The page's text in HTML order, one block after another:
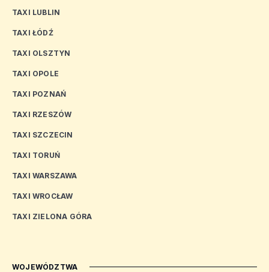
TAXI LUBLIN
TAXI ŁÓDŹ
TAXI OLSZTYN
TAXI OPOLE
TAXI POZNAŃ
TAXI RZESZÓW
TAXI SZCZECIN
TAXI TORUŃ
TAXI WARSZAWA
TAXI WROCŁAW
TAXI ZIELONA GÓRA
WOJEWÓDZTWA